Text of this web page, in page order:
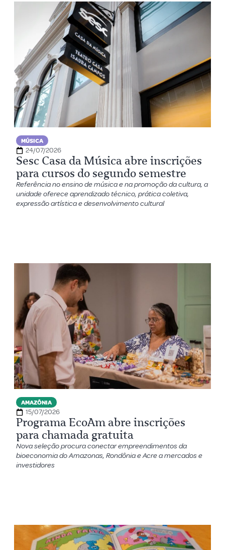
MÚSICA
24/07/2026
Sesc Casa da Música abre inscrições
para cursos do segundo semestre
Referência no ensino de música e na promoção da cultura, a
unidade oferece aprendizado técnico, prática coletiva,
expressão artística e desenvolvimento cultural
AMAZÔNIA
15/07/2026
Programa EcoAm abre inscrições
para chamada gratuita
Nova seleção procura conectar empreendimentos da
bioeconomia do Amazonas, Rondônia e Acre a mercados e
investidores